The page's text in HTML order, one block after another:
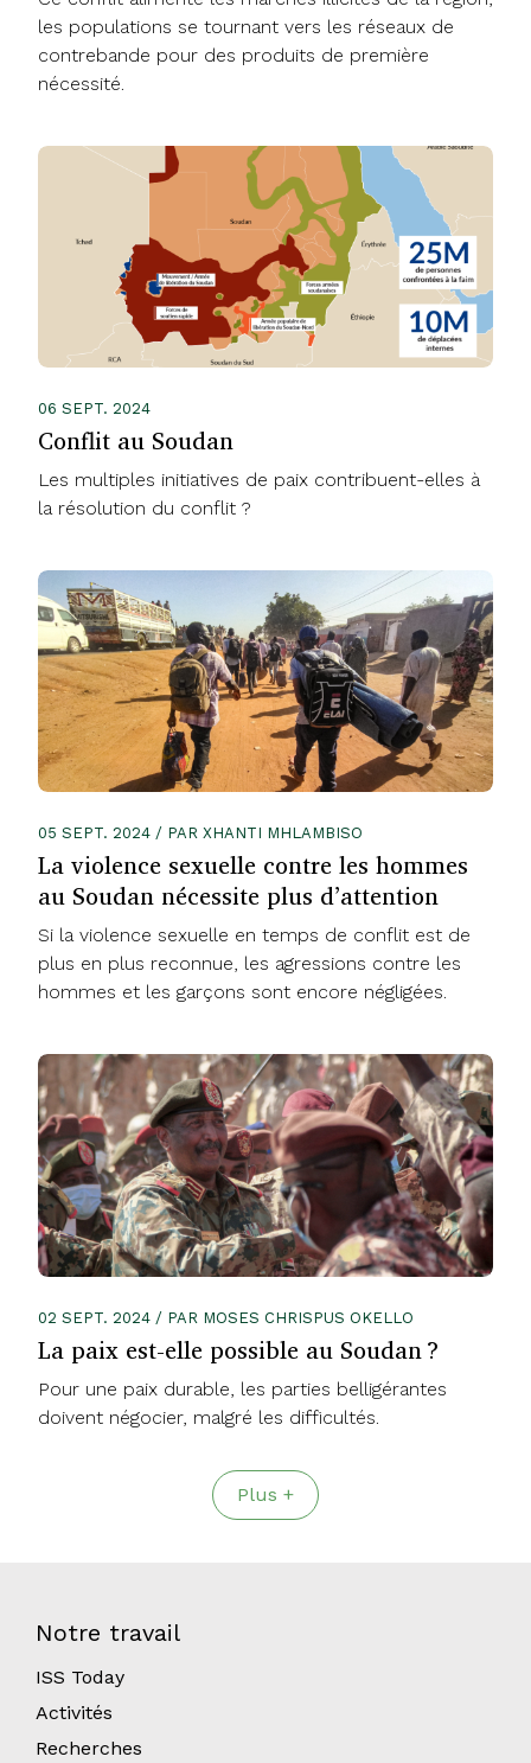
les populations se tournant vers les réseaux de
contrebande pour des produits de première
nécessité.
06 SEPT. 2024
Conflit au Soudan
Les multiples initiatives de paix contribuent-elles à
la résolution du conflit ?
05 SEPT. 2024 / PAR XHANTI MHLAMBISO
La violence sexuelle contre les hommes
au Soudan nécessite plus d’attention
Si la violence sexuelle en temps de conflit est de
plus en plus reconnue, les agressions contre les
hommes et les garçons sont encore négligées.
02 SEPT. 2024 / PAR MOSES CHRISPUS OKELLO
La paix est-elle possible au Soudan ?
Pour une paix durable, les parties belligérantes
doivent négocier, malgré les difficultés.
Plus +
Notre travail
ISS Today
Activités
Recherches